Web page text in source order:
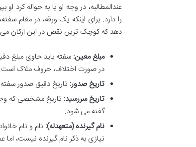
عندالمطالبه، در وجه او یا به حواله
را دارد. برای اینکه یک ورقه، در مقام
دهد که کوچک ترین نقص در این ارکان می
مبلغ معین: سفته باید حاوی مبلغ
در صورت اختلاف، حروف ملاک است.
تاریخ صدور: تاریخ دقیق صدور
تاریخ سررسید: تاریخ مشخصی که
گفته می شود.
نام گیرنده (متعهدله): نام و نام
نیازی به ذکر نام گیرنده نیست،